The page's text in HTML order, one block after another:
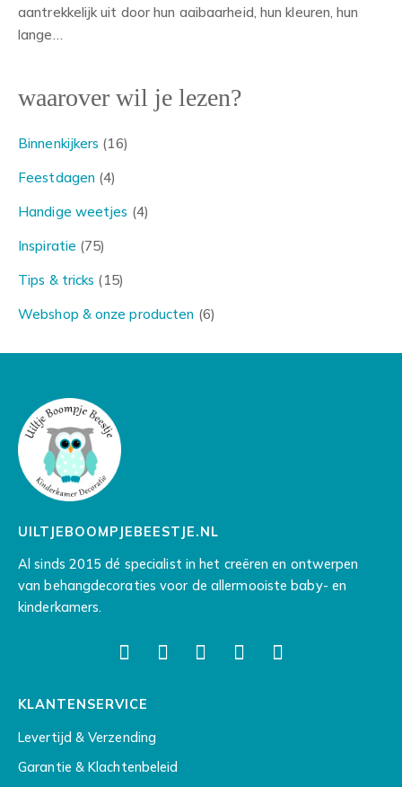
aantrekkelijk uit door hun aaibaarheid, hun kleuren, hun
lange…
waarover wil je lezen?
Binnenkijkers (16)
Feestdagen (4)
Handige weetjes (4)
Inspiratie (75)
Tips & tricks (15)
Webshop & onze producten (6)
UILTJEBOOMPJEBEESTJE.NL
Al sinds 2015 dé specialist in het creëren en ontwerpen
van behangdecoraties voor de allermooiste baby- en
kinderkamers.
KLANTENSERVICE
Levertijd & Verzending
Garantie & Klachtenbeleid